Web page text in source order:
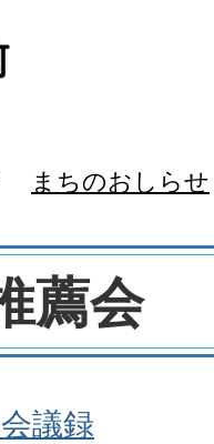
まちのおしらせ
薦会
議録